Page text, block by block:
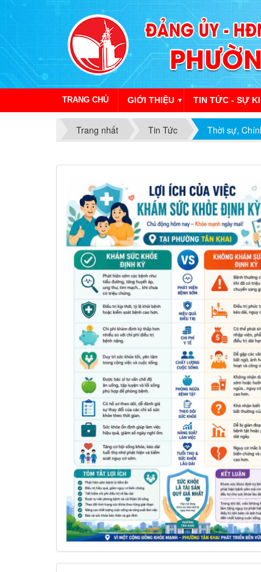
TRANG CHỦ GIỚI THIỆU ▼ TIN TỨC - SỰ
Trang nhất Tin Tức Thời sự,